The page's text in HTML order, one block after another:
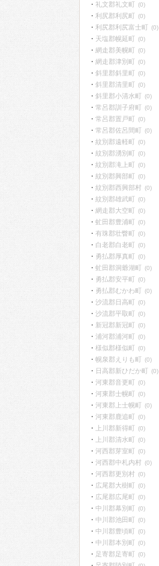
礼文郡礼文町 (0)
利尻郡利尻町 (0)
利尻郡利尻富士町 (0)
天塩郡幌延町 (0)
網走郡美幌町 (0)
網走郡津別町 (0)
斜里郡斜里町 (0)
斜里郡清里町 (0)
斜里郡小清水町 (0)
常呂郡訓子府町 (0)
常呂郡置戸町 (0)
常呂郡佐呂間町 (0)
紋別郡遠軽町 (0)
紋別郡湧別町 (0)
紋別郡滝上町 (0)
紋別郡興部町 (0)
紋別郡西興部村 (0)
紋別郡雄武町 (0)
網走郡大空町 (0)
虻田郡豊浦町 (0)
有珠郡壮瞥町 (0)
白老郡白老町 (0)
勇払郡厚真町 (0)
虻田郡洞爺湖町 (0)
勇払郡安平町 (0)
勇払郡むかわ町 (0)
沙流郡日高町 (0)
沙流郡平取町 (0)
新冠郡新冠町 (0)
浦河郡浦河町 (0)
様似郡様似町 (0)
幌泉郡えりも町 (0)
日高郡新ひだか町 (0)
河東郡音更町 (0)
河東郡士幌町 (0)
河東郡上士幌町 (0)
河東郡鹿追町 (0)
上川郡新得町 (0)
上川郡清水町 (0)
河西郡芽室町 (0)
河西郡中札内村 (0)
河西郡更別村 (0)
広尾郡大樹町 (0)
広尾郡広尾町 (0)
中川郡幕別町 (0)
中川郡池田町 (0)
中川郡豊頃町 (0)
中川郡本別町 (0)
足寄郡足寄町 (0)